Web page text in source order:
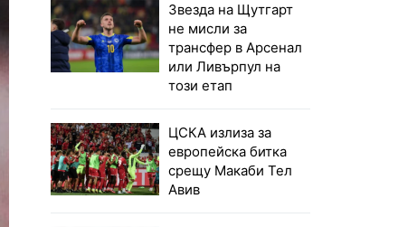
Звезда на Щутгарт
не мисли за
трансфер в Арсенал
или Ливърпул на
този етап
ЦСКА излиза за
европейска битка
срещу Макаби Тел
Авив